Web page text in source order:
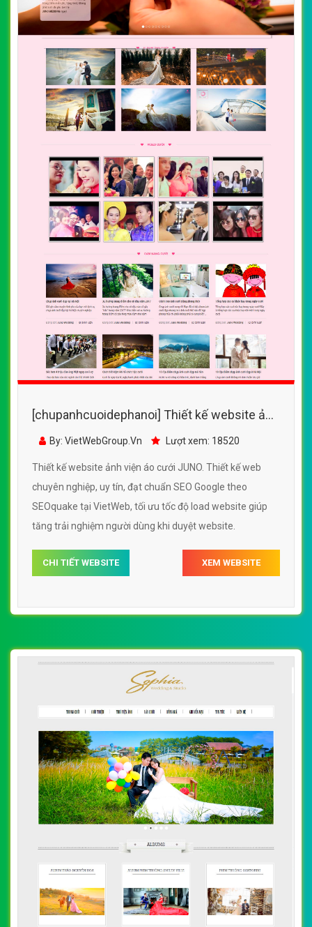
[chupanhcuoidephanoi] Thiết kế website ảnh
viện áo cưới JUNO đẹp SEO nhanh hiệu quả
By: VietWebGroup.Vn Lượt xem: 18520
Thiết kế website ảnh viện áo cưới JUNO. Thiết kế web
chuyên nghiệp, uy tín, đạt chuẩn SEO Google theo
SEOquake tại VietWeb, tối ưu tốc độ load website giúp
tăng trải nghiệm người dùng khi duyệt website.
CHI TIẾT WEBSITE XEM WEBSITE